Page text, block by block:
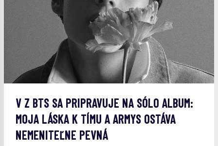
V Z BTS SA PRIPRAVUJE NA SÓLO ALBUM:
MOJA LÁSKA K TÍMU A ARMYS OSTÁVA
NEMENITEĽNE PEVNÁ